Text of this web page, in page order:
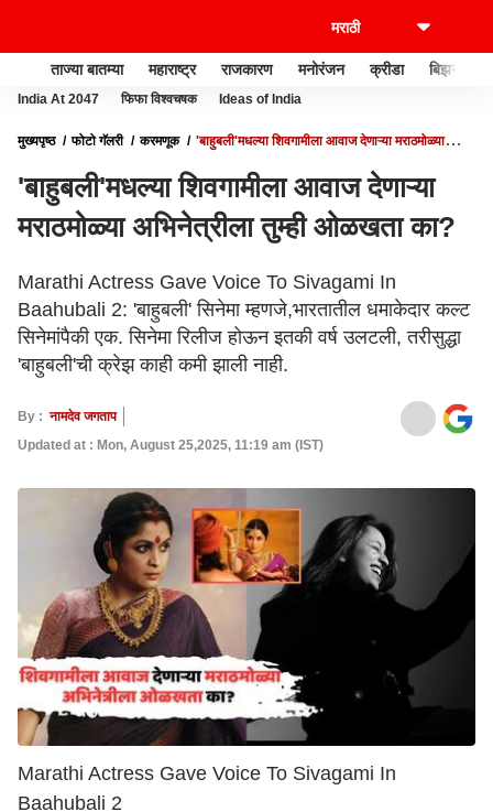
ताज्या बातम्या महाराष्ट्र राजकारण मनोरंजन क्रीडा बिझनेस
India At 2047 फिफा विश्वचषक Ideas of India
मुख्यपृष्ठ फोटो गॅलरी करमणूक
'बाहुबली'मधल्या शिवगामीला आवाज देणाऱ्या मराठमोळ्या
'बाहुबली'मधल्या शिवगामीला आवाज देणाऱ्या
मराठमोळ्या अभिनेत्रीला तुम्ही ओळखता का?
Marathi Actress Gave Voice To Sivagami In
Baahubali 2: 'बाहुबली' सिनेमा म्हणजे,भारतातील धमाकेदार कल्ट
सिनेमांपैकी एक. सिनेमा रिलीज होऊन इतकी वर्ष उलटली, तरीसुद्धा
'बाहुबली'ची क्रेझ काही कमी झाली नाही.
By :नामदेव जगताप
Updated at : Mon, August 25,2025, 11:19 am (IST)
Marathi Actress Gave Voice To Sivagami In
Baahubali 2